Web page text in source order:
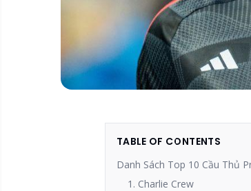
TABLE OF CONTENTS
Danh Sách Top 10 Cầu Thủ
1. Charlie Crew